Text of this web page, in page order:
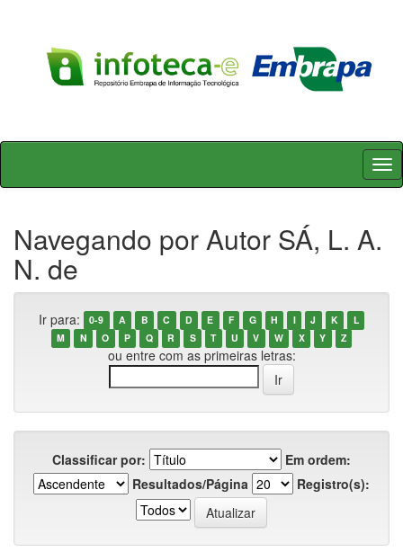
Skip
Navegando por Autor SÁ, L. A.
N. de
Ir para: 0-9 A B C D E F G H I J K
L
M
N O P Q R S T U V W X Y Z
ou entre com as primeiras letras:
Classificar por:
Em ordem:
Resultados/Página
Registro(s):